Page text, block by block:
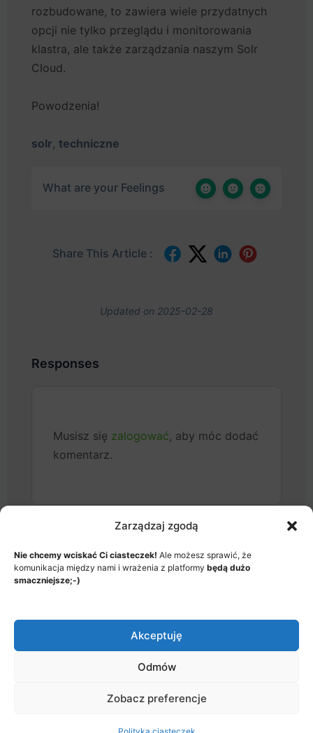
Zarządzaj zgodą
Nie chcemy wciskać Ci ciasteczek! Ale możesz sprawić, że
komunikacja między nami i wrażenia z platformy będą dużo
smaczniejsze;-)
Akceptuję
Odmów
Zobacz preferencje
rozbudowane, to zawiera wiele przydatnych
opcji nie tylko przeglądu i monitorowania
klastra, ale także zarządzania naszym Solr
Cloud.
Powodzenia!
solr, techniczne
What are your Feelings
Share This Article :
Updated on 2025-02-28
Responses
Musisz się zalogować, aby móc dodać
komentarz.
JAK TO DZIAŁA?
MENU
ITEMS
Factory sp. z o.o.
Polityka prywatności